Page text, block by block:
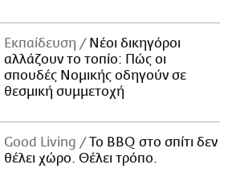
Εκπαίδευση
Νέοι δικηγόροι
αλλάζουν το τοπίο: Πώς οι
σπουδές Νομικής οδηγούν σε
θεσμική συμμετοχή
Good Living
Το BBQ στο σπίτι δεν
θέλει χώρο. Θέλει τρόπο.